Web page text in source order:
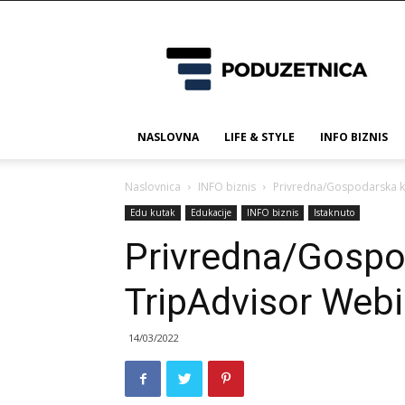
NASLOVNA LIFE & STYLE INFO BIZNIS
Naslovnica INFO biznis Privredna/Gospodarska
Edu kutak Edukacije INFO biznis Istaknuto
Privredna/
TripAdvisor
14/03/2022